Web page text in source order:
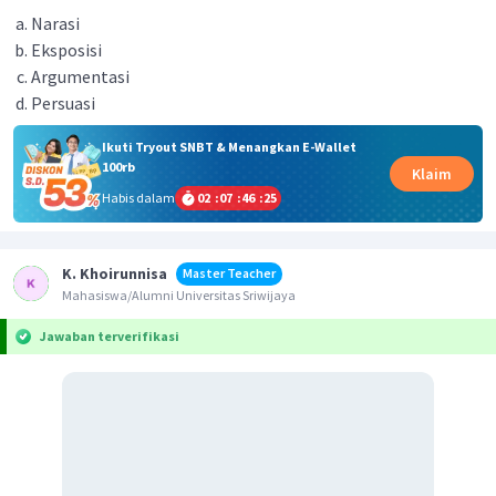
Narasi
Eksposisi
Argumentasi
Persuasi
Ikuti Tryout SNBT & Menangkan E-Wallet
100rb
Habis dalam
02 :07 :46 :25
Klaim
K. Khoirunnisa
Master Teacher
Mahasiswa/Alumni Universitas Sriwijaya
Jawaban terverifikasi